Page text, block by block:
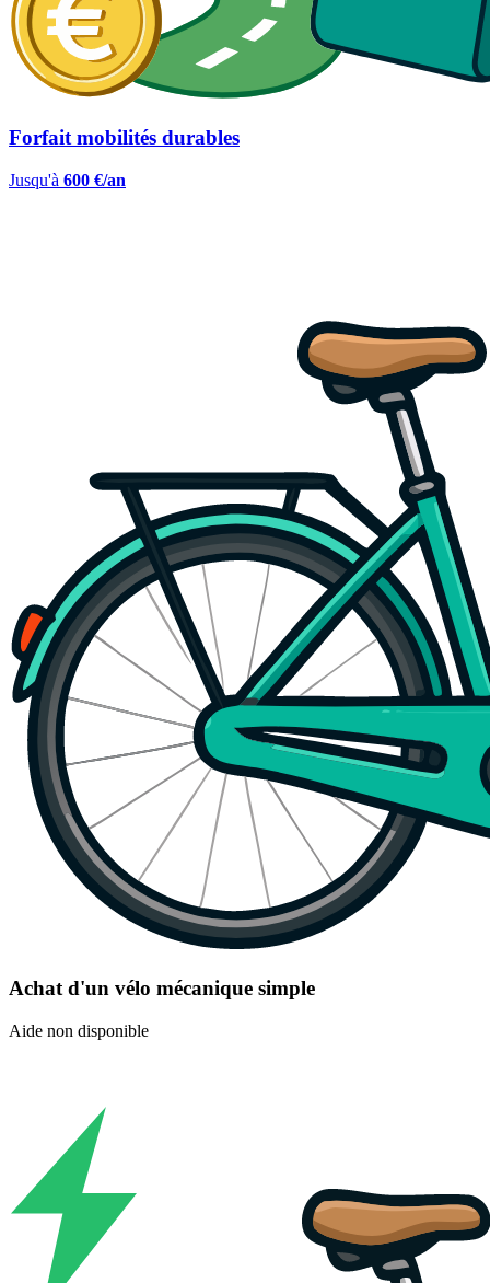
Forfait mobilités durables
Jusqu'à 600 €/an
Achat d'un vélo mécanique simple
Aide non disponible